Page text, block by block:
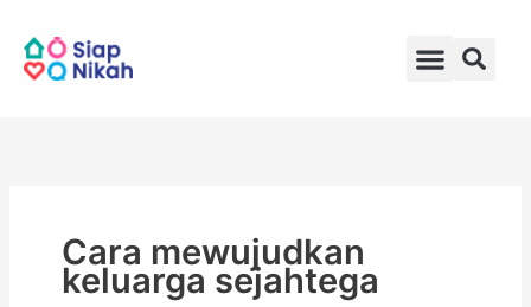
content
Cara mewujudkan
keluarga sejahtega